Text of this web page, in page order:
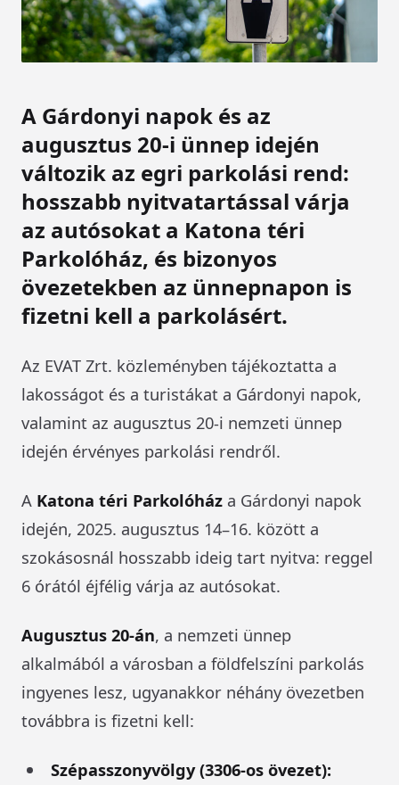
A Gárdonyi napok és az
augusztus 20-i ünnep idején
változik az egri parkolási rend:
hosszabb nyitvatartással várja
az autósokat a Katona téri
Parkolóház, és bizonyos
övezetekben az ünnepnapon is
fizetni kell a parkolásért.
Az EVAT Zrt. közleményben tájékoztatta a
lakosságot és a turistákat a Gárdonyi napok,
valamint az augusztus 20-i nemzeti ünnep
idején érvényes parkolási rendről.
A Katona téri Parkolóház a Gárdonyi napok
idején, 2025. augusztus 14–16. között a
szokásosnál hosszabb ideig tart nyitva: reggel
6 órától éjfélig várja az autósokat.
Augusztus 20-án, a nemzeti ünnep
alkalmából a városban a földfelszíni parkolás
ingyenes lesz, ugyanakkor néhány övezetben
továbbra is fizetni kell:
Szépasszonyvölgy (3306-os övezet):